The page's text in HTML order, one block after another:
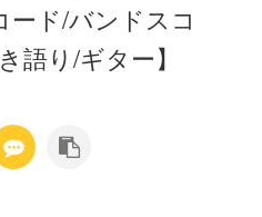
ード/バンドスコ
語り/ギター】